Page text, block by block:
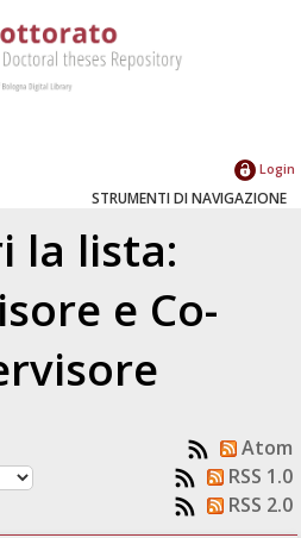
Login
STRUMENTI DI NAVIGAZIONE
la lista:
e Co-
Atom
RSS 1.0
RSS 2.0